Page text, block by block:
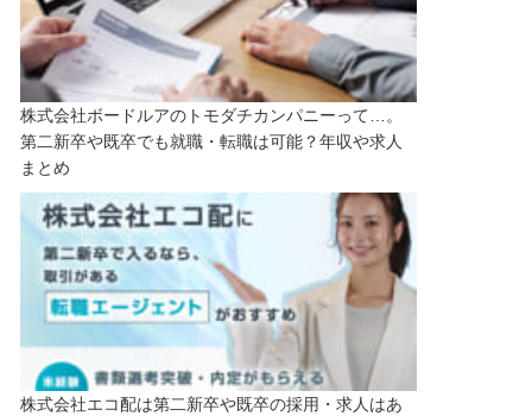
株式会社ボードルアのトモダチカンパニーって…。
第二新卒や既卒でも就職・転職は可能？年収や求人
まとめ
株式会社エコ配は第二新卒や既卒の採用・求人はあ